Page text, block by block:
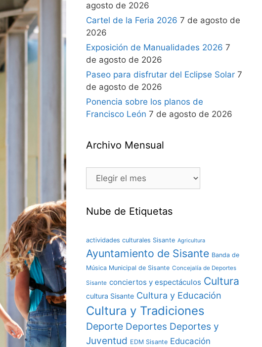
agosto de 2026
Cartel de la Feria 2026 7 de agosto de
2026
Exposición de Manualidades 2026 7
de agosto de 2026
Paseo para disfrutar del Eclipse Solar 7
de agosto de 2026
Ponencia sobre los planos de
Francisco León 7 de agosto de 2026
Archivo Mensual
Nube de Etiquetas
actividades culturales Sisante Agricultura
Ayuntamiento de Sisante Banda de
Música Municipal de Sisante Concejalía de Deportes
Sisante conciertos y espectáculos Cultura
cultura Sisante Cultura y Educación
Cultura y Tradiciones
Deporte Deportes Deportes y
Juventud EDM Sisante Educación